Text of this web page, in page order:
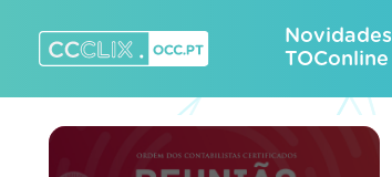
content
Novidades
TOConline